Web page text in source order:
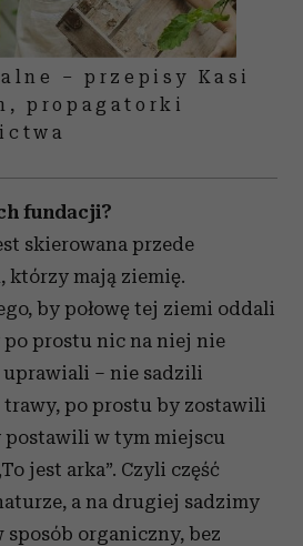
– przepisy Kasi
propagatorki
fundacji?
skierowana przede
którzy mają ziemię.
by połowę tej ziemi oddali
prostu nic na niej nie
– nie sadzili
po prostu by zostawili
postawili w tym miejscu
jest arka”. Czyli część
a na drugiej sadzimy
sposób organiczny, bez